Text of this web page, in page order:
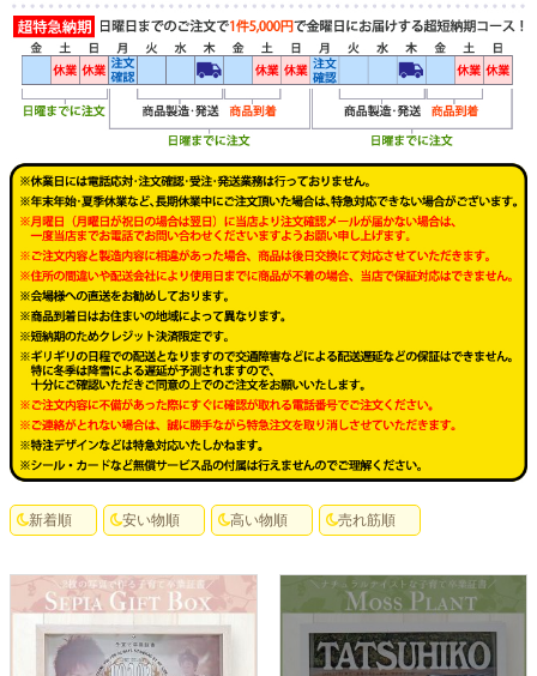
新着順 安い物順 高い物順 売れ筋順